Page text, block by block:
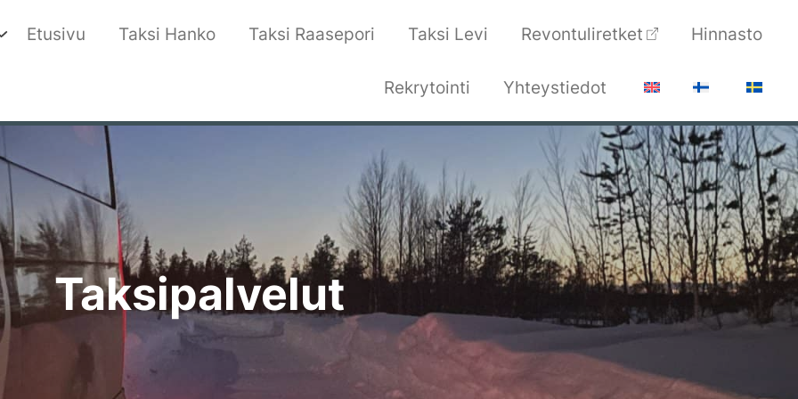
Etusivu Taksi Hanko Taksi Raasepori Taksi Levi Revontuliretket Hinnasto
Rekrytointi Yhteystiedot
Taksipalvelut